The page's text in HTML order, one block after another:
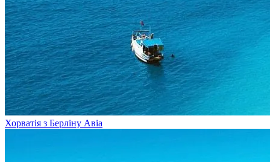
Хорватія з Берліну Авіа